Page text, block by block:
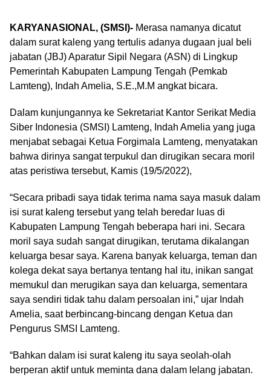
KARYANASIONAL, (SMSI)- Merasa namanya dicatut
dalam surat kaleng yang tertulis adanya dugaan jual beli
jabatan (JBJ) Aparatur Sipil Negara (ASN) di Lingkup
Pemerintah Kabupaten Lampung Tengah (Pemkab
Lamteng), Indah Amelia, S.E.,M.M angkat bicara.
Dalam kunjungannya ke Sekretariat Kantor Serikat Media
Siber Indonesia (SMSI) Lamteng, Indah Amelia yang juga
menjabat sebagai Ketua Forgimala Lamteng, menyatakan
bahwa dirinya sangat terpukul dan dirugikan secara moril
atas peristiwa tersebut, Kamis (19/5/2022),
“Secara pribadi saya tidak terima nama saya masuk dalam
isi surat kaleng tersebut yang telah beredar luas di
Kabupaten Lampung Tengah beberapa hari ini. Secara
moril saya sudah sangat dirugikan, terutama dikalangan
keluarga besar saya. Karena banyak keluarga, teman dan
kolega dekat saya bertanya tentang hal itu, inikan sangat
memukul dan merugikan saya dan keluarga, sementara
saya sendiri tidak tahu dalam persoalan ini,” ujar Indah
Amelia, saat berbincang-bincang dengan Ketua dan
Pengurus SMSI Lamteng.
“Bahkan dalam isi surat kaleng itu saya seolah-olah
berperan aktif untuk meminta dana dalam lelang jabatan.